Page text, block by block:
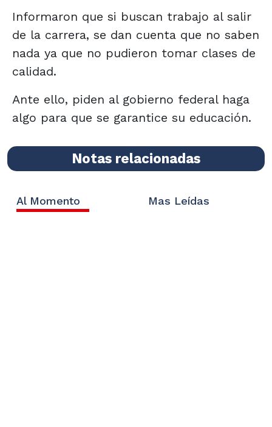
Informaron que si buscan trabajo al salir
de la carrera, se dan cuenta que no saben
nada ya que no pudieron tomar clases de
calidad.
Ante ello, piden al gobierno federal haga
algo para que se garantice su educación.
Notas relacionadas
Al Momento Mas Leídas